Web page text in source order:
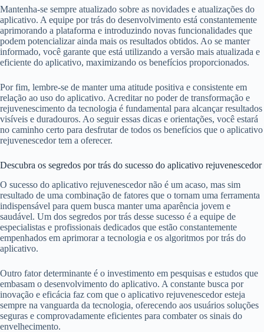
Mantenha-se sempre atualizado sobre as novidades e atualizações do
aplicativo. A equipe por trás do desenvolvimento está constantemente
aprimorando a plataforma e introduzindo novas funcionalidades que
podem potencializar ainda mais os resultados obtidos. Ao se manter
informado, você garante que está utilizando a versão mais atualizada e
eficiente do aplicativo, maximizando os benefícios proporcionados.
Por fim, lembre-se de manter uma atitude positiva e consistente em
relação ao uso do aplicativo. Acreditar no poder de transformação e
rejuvenescimento da tecnologia é fundamental para alcançar resultados
visíveis e duradouros. Ao seguir essas dicas e orientações, você estará
no caminho certo para desfrutar de todos os benefícios que o aplicativo
rejuvenescedor tem a oferecer.
Descubra os segredos por trás do sucesso do aplicativo rejuvenescedor
O sucesso do aplicativo rejuvenescedor não é um acaso, mas sim
resultado de uma combinação de fatores que o tornam uma ferramenta
indispensável para quem busca manter uma aparência jovem e
saudável. Um dos segredos por trás desse sucesso é a equipe de
especialistas e profissionais dedicados que estão constantemente
empenhados em aprimorar a tecnologia e os algoritmos por trás do
aplicativo.
Outro fator determinante é o investimento em pesquisas e estudos que
embasam o desenvolvimento do aplicativo. A constante busca por
inovação e eficácia faz com que o aplicativo rejuvenescedor esteja
sempre na vanguarda da tecnologia, oferecendo aos usuários soluções
seguras e comprovadamente eficientes para combater os sinais do
envelhecimento.